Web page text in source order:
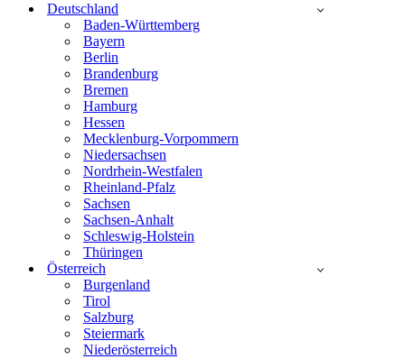
Deutschland
Baden-Württemberg
Bayern
Berlin
Brandenburg
Bremen
Hamburg
Hessen
Mecklenburg-Vorpommern
Niedersachsen
Nordrhein-Westfalen
Rheinland-Pfalz
Sachsen
Sachsen-Anhalt
Schleswig-Holstein
Thüringen
Österreich
Burgenland
Tirol
Salzburg
Steiermark
Niederösterreich